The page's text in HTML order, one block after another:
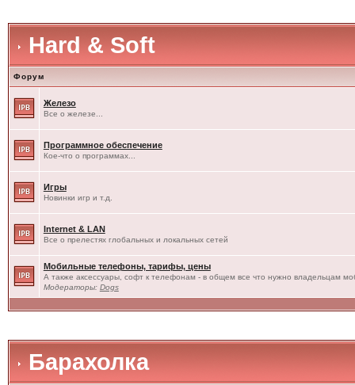
Hard & Soft
Форум
Железо
Все о железе...
Программное обеспечение
Кое-что о программах...
Игры
Новинки игр и т.д.
Internet & LAN
Все о прелестях глобальных и локальных сетей
Мобильные телефоны, тарифы, цены
А также аксессуары, софт к телефонам - в общем все что нужно владельцам
Модераторы: Dogs
Барахолка